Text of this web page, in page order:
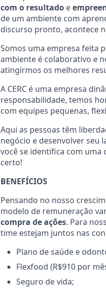
com o resultado e
de um ambiente com
discurso pronto, acontece
Somos uma empresa feita
ambiente é colaborativo e
atingirmos os melhores
A CERC é uma empresa
responsabilidade, temos
com equipes pequenas,
Aqui as pessoas têm
negócio e desenvolver seu
você se identifica com
certo!
BENEFÍCIOS
Pensando no nosso
modelo de remuneração
compra de ações. Para
time estejam juntos nas
Plano de saúde e
Flexfood (R$910 por
Seguro de vida;